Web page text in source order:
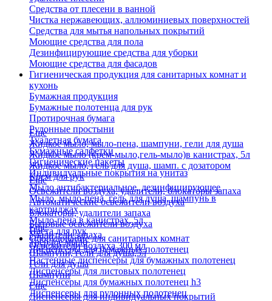
Средства от плесени в ванной
Чистка нержавеющих, аллюминиевых поверхностей
Средства для мытья напольных покрытий
Моющие средства для пола
Дезинфицирующие средства для уборки
Моющие средства для фасадов
Гигиеническая продукция для санитарных комнат и
кухонь
Бумажная продукция
Бумажные полотенца для рук
Протирочная бумага
Рулонные простыни
Туалетная бумага
Бумажные салфетки
Гигиенические пакеты
Индивидуальные покрытия на унитаз
Еще
Жидкое мыло, мыло-пена, шампуни, гели для душа
Жидкое мыло (крем-мыло,гель-мыло)в канистрах, 5л
Жидкое мыло, гель для душа, шамп. с дозатором
Крем для рук
Мыло антибактериальное, дезинфицирующее
Мыло, мыло-пена, гель для душа, шампунь в
картриджах
Мыло-пена в канистрах, 5л
Паста для рук
Твердое мыло
Шампуни, гели для душа,5л
Гели для душа
Шампуни
Еще
Освежители воздуха, удалители, блокаторы запаха
Автоматические освежители воздуха
Блокаторы, удалители запаха
Бытовые освежители воздуха
Удалители запаха
Освежители воздуха 300 мл
Еще
Оборудование для санитарных комнат
Диспенсеры для бумажных полотенец
Настенные диспенсеры для бумажных полотенец
Диспенсеры для листовых полотенец
Диспенсеры для бумажных полотенец h3
Диспенсеры для рулонных полотенец
Еще
Диспенсеры для индивидуальных покрытий